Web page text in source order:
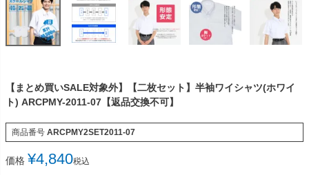
【まとめ買いSALE対象外】【二枚セット】半袖ワイシャツ(ホワイ
ト) ARCPMY-2011-07【返品交換不可】
商品番号 ARCPMY2SET2011-07
価格 ¥4,840税込